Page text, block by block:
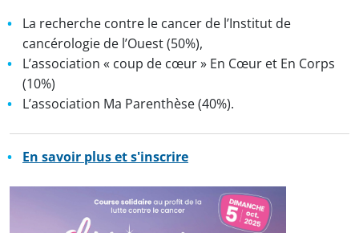
La recherche contre le cancer de l’Institut de
cancérologie de l’Ouest (50%),
L’association « coup de cœur » En Cœur et En Corps
(10%)
L’association Ma Parenthèse (40%).
En savoir plus et s'inscrire